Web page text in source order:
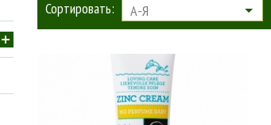
Сортировать: А-Я